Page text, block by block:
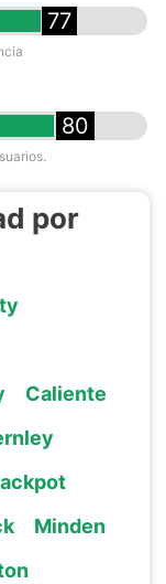
77
80
por
Caliente
Minden